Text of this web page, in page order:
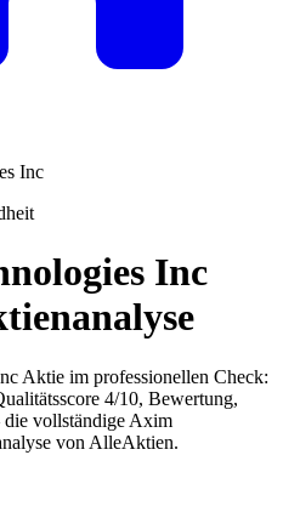
Inc
Inc
Aktie im professionellen Check:
4/10, Bewertung,
vollständige Axim
von AlleAktien.